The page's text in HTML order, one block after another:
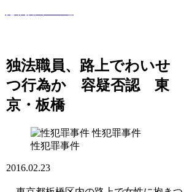
独法職員、路上でわいせ
つ行為か 容疑否認 東
京・板橋
性犯罪事件
性犯罪事件
2016.02.23